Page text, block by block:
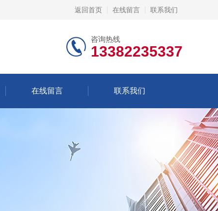
返回首页 在线留言 联系我们
咨询热线
13382235337
在线留言 联系我们